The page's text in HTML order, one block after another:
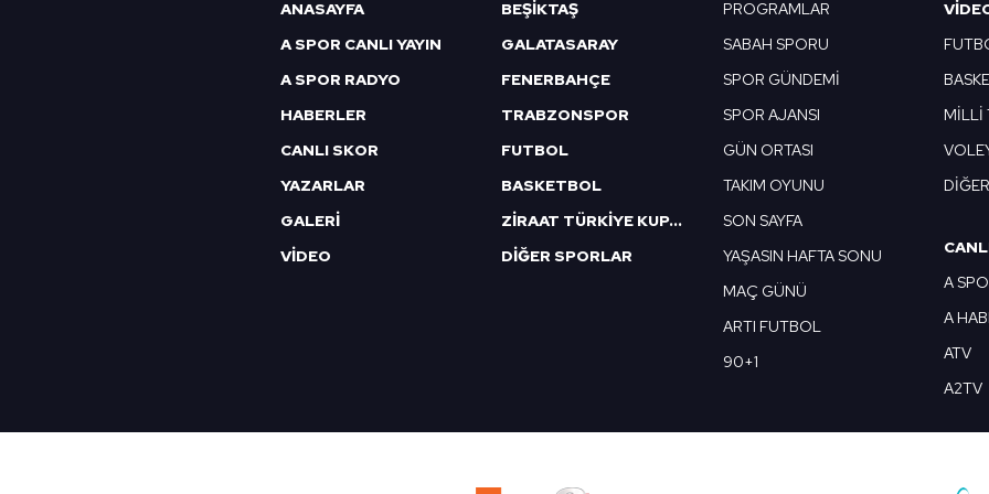
ANASAYFA
A SPOR CANLI YAYIN
A SPOR RADYO
HABERLER
CANLI SKOR
YAZARLAR
GALERİ
VİDEO
BEŞİKTAŞ
GALATASARAY
FENERBAHÇE
TRABZONSPOR
FUTBOL
BASKETBOL
ZİRAAT TÜRKİYE KUPASI
DİĞER SPORLAR
PROGRAMLAR
SABAH SPORU
SPOR GÜNDEMİ
SPOR AJANSI
GÜN ORTASI
TAKIM OYUNU
SON SAYFA
YAŞASIN HAFTA SONU
MAÇ GÜNÜ
ARTI FUTBOL
90+1
MİLLİ
DİĞER
A
A
ATV
A2TV